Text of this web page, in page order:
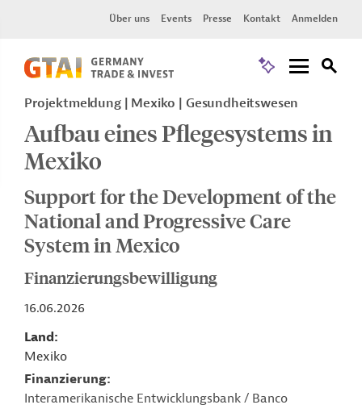
Über uns Events Presse Kontakt Anmelden
Projektmeldung Mexiko Gesundheitswesen
Aufbau eines Pflegesystems in
Mexiko
Support for the Development of the
National and Progressive Care
System in Mexico
Finanzierungsbewilligung
16.06.2026
Land
Mexiko
Finanzierung
Interamerikanische Entwicklungsbank / Banco